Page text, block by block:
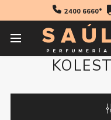
2400 6660*